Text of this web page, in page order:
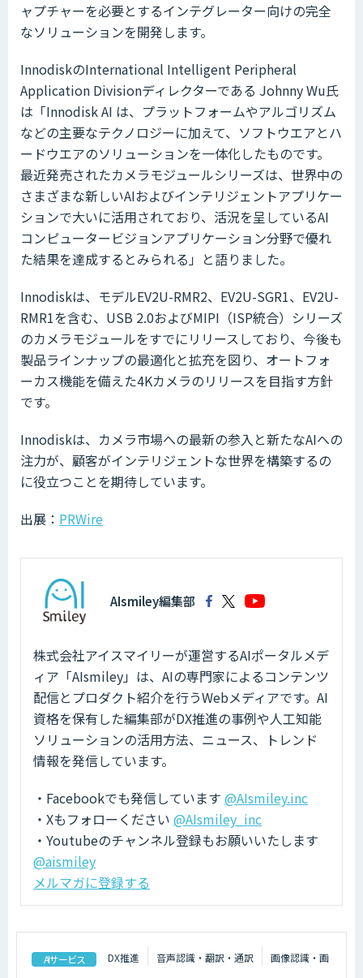
ャプチャーを必要とするインテグレーター向けの完全
なソリューションを開発します。
InnodiskのInternational Intelligent Peripheral
Application Divisionディレクターである Johnny Wu氏
は「Innodisk AI は、プラットフォームやアルゴリズム
などの主要なテクノロジーに加えて、ソフトウエアとハ
ードウエアのソリューションを一体化したものです。
最近発売されたカメラモジュールシリーズは、世界中の
さまざまな新しいAIおよびインテリジェントアプリケー
ションで大いに活用されており、活況を呈しているAI
コンピュータービジョンアプリケーション分野で優れ
た結果を達成するとみられる」と語りました。
Innodiskは、モデルEV2U-RMR2、EV2U-SGR1、EV2U-
RMR1を含む、USB 2.0およびMIPI（ISP統合）シリーズ
のカメラモジュールをすでにリリースしており、今後も
製品ラインナップの最適化と拡充を図り、オートフォ
ーカス機能を備えた4Kカメラのリリースを目指す方針
です。
Innodiskは、カメラ市場への最新の参入と新たなAIへの
注力が、顧客がインテリジェントな世界を構築するの
に役立つことを期待しています。
出展： PRWire
AIsmiley編集部
株式会社アイスマイリーが運営するAIポータルメデ
ィア「AIsmiley」は、AIの専門家によるコンテンツ
配信とプロダクト紹介を行うWebメディアです。AI
資格を保有した編集部がDX推進の事例や人工知能
ソリューションの活用方法、ニュース、トレンド
情報を発信しています。
・Facebookでも発信しています @AIsmiley.inc
・Xもフォローください @AIsmiley_inc
・Youtubeのチャンネル登録もお願いいたします
@aismiley
メルマガに登録する
AIサービス DX推進 音声認識・翻訳・通訳
画像認識・画